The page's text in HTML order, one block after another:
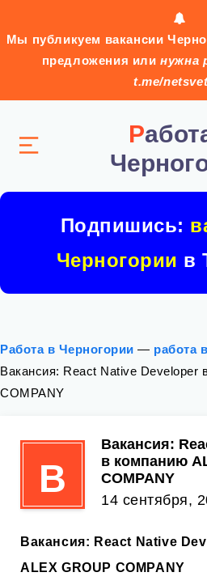
Мы публикуем вакансии
предложения илинужна
t.me/
Работа в
Подпишись:
Черногории в
Работа в Черногории — работа
Вакансия: React Native Developer
COMPANY
В
Вакансия:
в компанию
COMPANY
14 сентября,
Вакансия: React Native
ALEX GROUP COMPANY